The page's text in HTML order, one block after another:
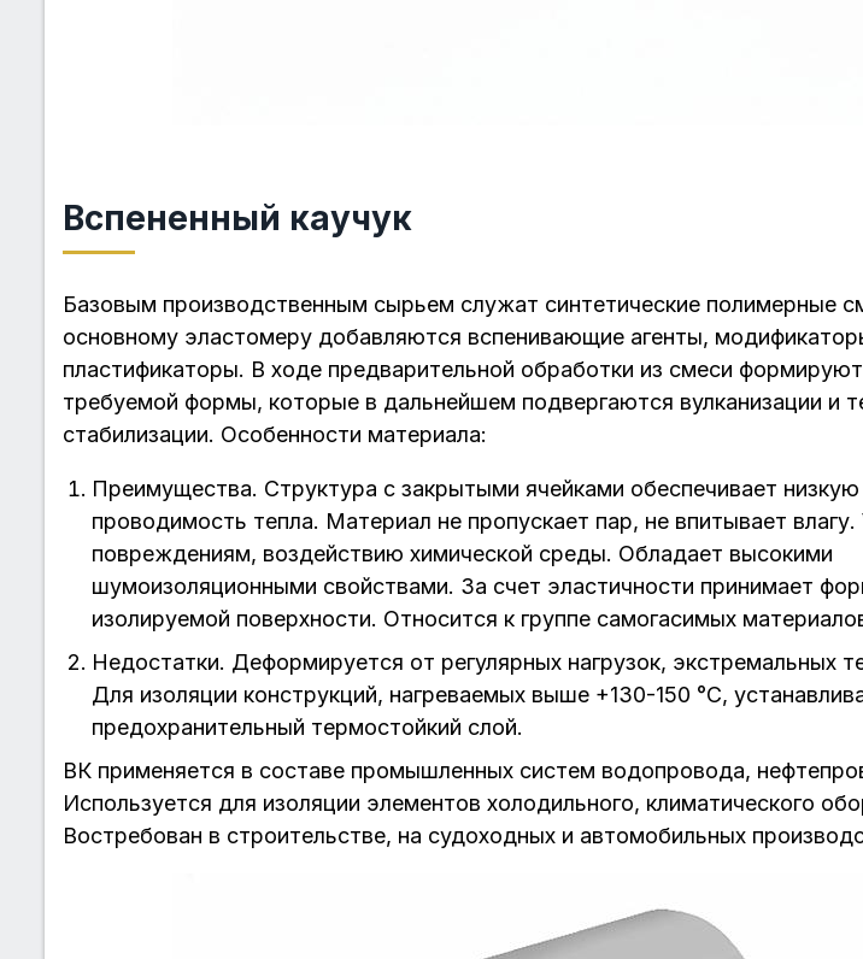
Вспененный каучук
Базовым производственным сырьем служат синтетические полимерные
основному эластомеру добавляются вспенивающие агенты,
пластификаторы. В ходе предварительной обработки из смеси
требуемой формы, которые в дальнейшем подвергаются вулканизации и
стабилизации. Особенности материала:
Преимущества. Структура с закрытыми ячейками обеспечивает низкую
проводимость тепла. Материал не пропускает пар, не впитывает влагу.
повреждениям, воздействию химической среды. Обладает высокими
шумоизоляционными свойствами. За счет эластичности принимает
изолируемой поверхности. Относится к группе самогасимых
Недостатки. Деформируется от регулярных нагрузок, экстремальных
Для изоляции конструкций, нагреваемых выше +130-150 °С,
предохранительный термостойкий слой.
ВК применяется в составе промышленных систем водопровода,
Используется для изоляции элементов холодильного, климатического
Востребован в строительстве, на судоходных и автомобильных